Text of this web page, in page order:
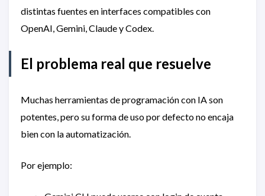
distintas fuentes en interfaces compatibles con
OpenAI, Gemini, Claude y Codex.
El problema real que resuelve
Muchas herramientas de programación con IA son
potentes, pero su forma de uso por defecto no encaja
bien con la automatización.
Por ejemplo: